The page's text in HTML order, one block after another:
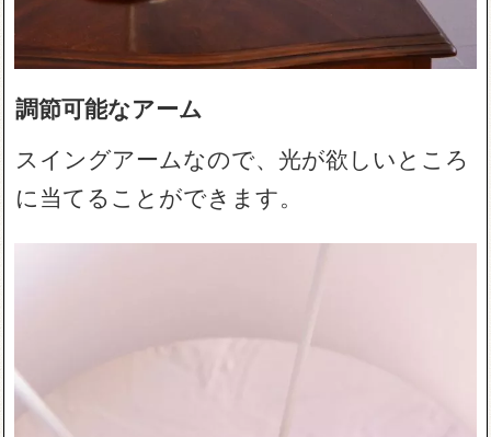
調節可能なアーム
スイングアームなので、光が欲しいところ
に当てることができます。